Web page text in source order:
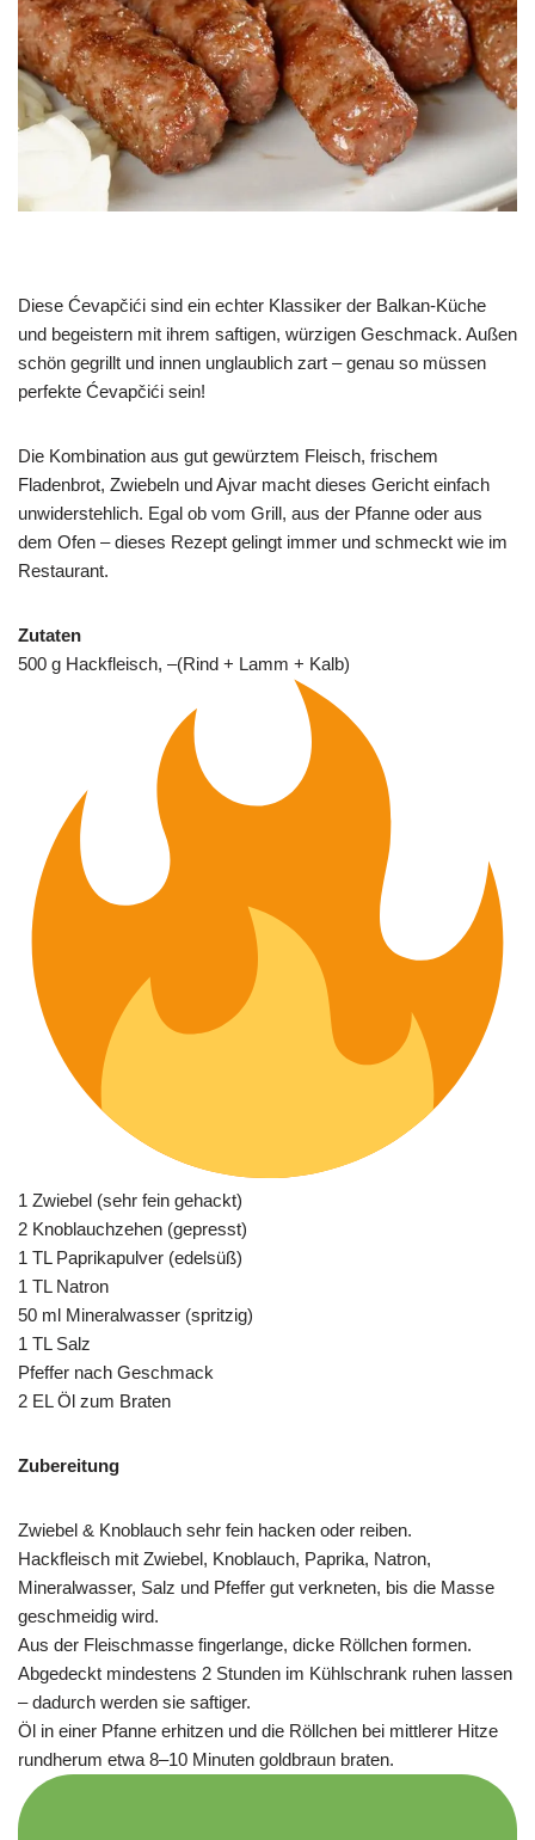
Diese Ćevapčići sind ein echter Klassiker der Balkan-Küche
und begeistern mit ihrem saftigen, würzigen Geschmack. Außen
schön gegrillt und innen unglaublich zart – genau so müssen
perfekte Ćevapčići sein!
Die Kombination aus gut gewürztem Fleisch, frischem
Fladenbrot, Zwiebeln und Ajvar macht dieses Gericht einfach
unwiderstehlich. Egal ob vom Grill, aus der Pfanne oder aus
dem Ofen – dieses Rezept gelingt immer und schmeckt wie im
Restaurant.
Zutaten
500 g Hackfleisch, –(Rind + Lamm + Kalb)
1 Zwiebel (sehr fein gehackt)
2 Knoblauchzehen (gepresst)
1 TL Paprikapulver (edelsüß)
1 TL Natron
50 ml Mineralwasser (spritzig)
1 TL Salz
Pfeffer nach Geschmack
2 EL Öl zum Braten
Zubereitung
Zwiebel & Knoblauch sehr fein hacken oder reiben.
Hackfleisch mit Zwiebel, Knoblauch, Paprika, Natron,
Mineralwasser, Salz und Pfeffer gut verkneten, bis die Masse
geschmeidig wird.
Aus der Fleischmasse fingerlange, dicke Röllchen formen.
Abgedeckt mindestens 2 Stunden im Kühlschrank ruhen lassen
– dadurch werden sie saftiger.
Öl in einer Pfanne erhitzen und die Röllchen bei mittlerer Hitze
rundherum etwa 8–10 Minuten goldbraun braten.